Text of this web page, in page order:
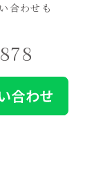
合わせも